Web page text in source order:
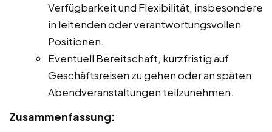
Verfügbarkeit und Flexibilität, insbesondere
in leitenden oder verantwortungsvollen
Positionen.
Eventuell Bereitschaft, kurzfristig auf
Geschäftsreisen zu gehen oder an späten
Abendveranstaltungen teilzunehmen.
Zusammenfassung: